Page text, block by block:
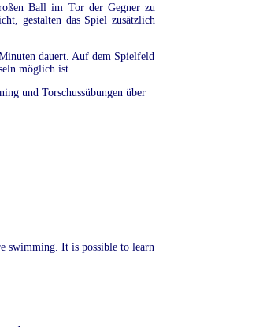
Ball im Tor der Gegner zu
gestalten das Spiel zusätzlich
dauert. Auf dem Spielfeld
möglich ist.
und Torschussübungen über
swimming. It is possible to learn